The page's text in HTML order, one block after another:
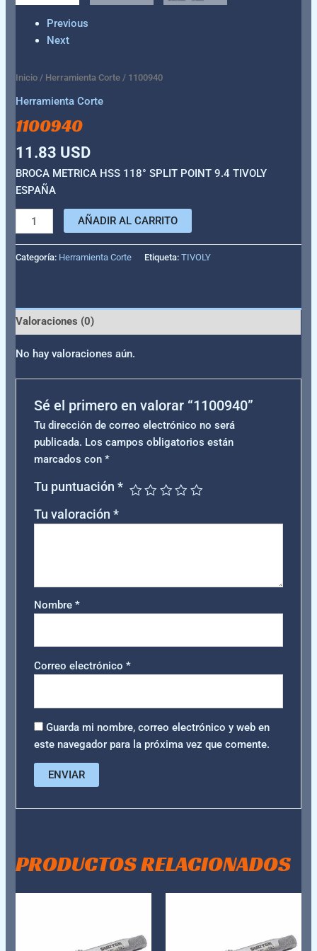
Previous
Next
Inicio / Herramienta Corte / 1100940
Herramienta Corte
1100940
11.83 USD
BROCA METRICA HSS 118° SPLIT POINT 9.4 TIVOLY
ESPAÑA
AÑADIR AL CARRITO
Categoría: Herramienta Corte Etiqueta:TIVOLY
Valoraciones (0)
No hay valoraciones aún.
Sé el primero en valorar “1100940”
Tu dirección de correo electrónico no será
publicada. Los campos obligatorios están
marcados con *
Tu puntuación *
Tu valoración *
Nombre *
Correo electrónico *
Guarda mi nombre, correo electrónico y web en
este navegador para la próxima vez que comente.
PRODUCTOS RELACIONADOS